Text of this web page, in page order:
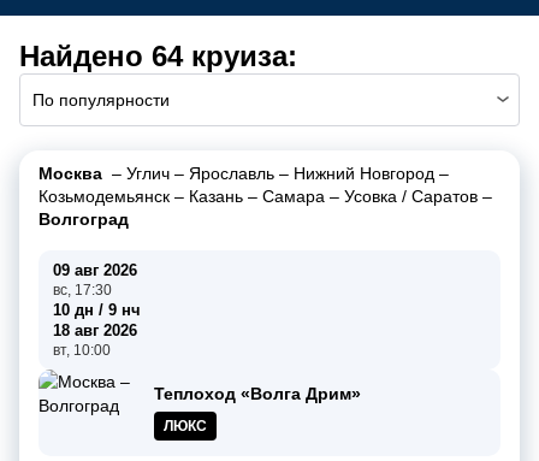
Найдено 64 круиза:
По популярности
Москва – Углич – Ярославль – Нижний Новгород –
Козьмодемьянск – Казань – Самара – Усовка / Саратов –
Волгоград
09 авг 2026
вс, 17:30
10 дн / 9 нч
18 авг 2026
вт, 10:00
Теплоход «Волга Дрим»
ЛЮКС